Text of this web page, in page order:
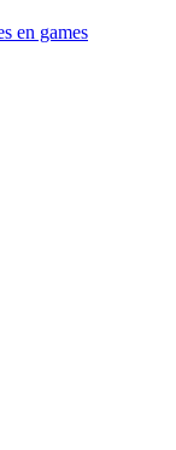
en games